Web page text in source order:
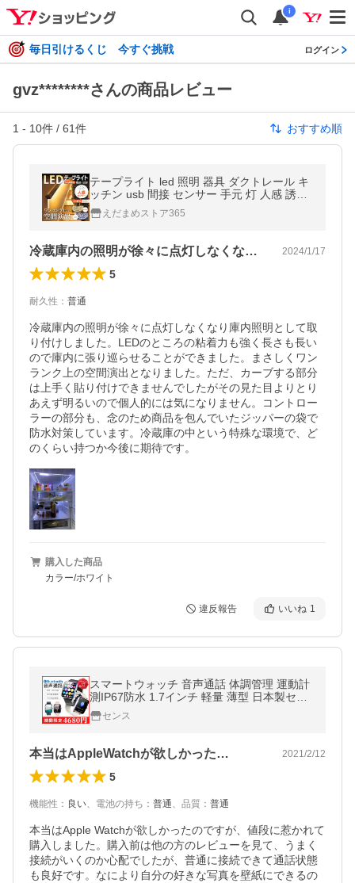
i
毎日引けるくじ 今すぐ挑戦 ログイン
gvz********さんの商品レビュー
1 - 10件 / 61件 おすすめ順
テープライト led 照明 器具 ダクトレール キ
ッチン usb 間接 センサー 手元 灯 人感 誘導
ステージ 台所 蛍光
えだまめストア365
冷蔵庫内の照明が徐々に点灯しなくなり庫… 2024/1/17
5
耐久性 ： 普通
冷蔵庫内の照明が徐々に点灯しなくなり庫内照明として取
り付けしました。LEDのところの粘着力も強く長さも長い
ので庫内に張り巡らせることができました。まさしくワン
ランク上の空間演出となりました。ただ、カーブする部分
は上手く貼り付けできませんでしたがその見た目よりとり
あえず明るいので個人的には気になりません。コントロー
ラーの部分も、念のため商品を包んでいたジッパーの袋で
防水対策しています。冷蔵庫の中という特殊な環境で、ど
のくらい持つか今後に期待です。
購入した商品
カラー/ホワイト
違反報告 いいね 1
スマートウォッチ 音声通話 体調管理 運動計
測IP67防水 1.7インチ 軽量 薄型 日本製セン
サー 日本語 大画面 多機能 男女兼用 2023 最
新 センス
本当はAppleWatchが欲しかった… 2021/2/12
5
機能性 ： 良い、 電池の持ち ： 普通、 品質 ： 普通
本当はApple Watchが欲しかったのですが、値段に惹かれて
購入しました。購入前は他の方のレビューを見て、うまく
接続がいくのか心配でしたが、普通に接続できて通話状態
も良好です。なにより自分の好きな写真を壁紙にできるの